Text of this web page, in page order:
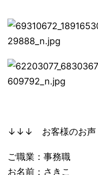
↓↓↓ お客様のお
ご職業：事務職
お名前：さきこ